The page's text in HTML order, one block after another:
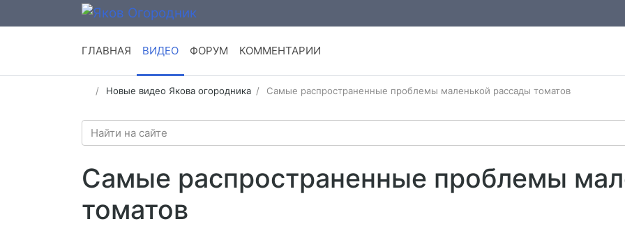
ГЛАВНАЯ ВИДЕО ФОРУМ КОММЕНТАРИИ
Новые видео Якова огородника Самые распространенные проблемы маленькой рассады томатов
Самые распространенные проблемы
томатов